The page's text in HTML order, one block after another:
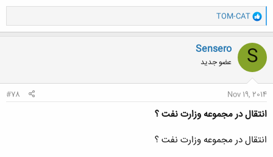
و
ا
ک
ن
ش
ه
ا
TOM-CAT
S
Sensero
عضو جدید
Nov 19, 2014
#78
انتقال در مجموعه وزارت نفت ؟
انتقال در مجموعه وزارت نفت ؟